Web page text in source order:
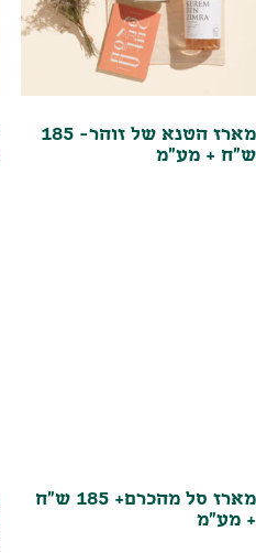
מארז הטנא של זוהר- 185
ש"ח + מע"מ
מארז סל מהכרם+ 185 ש"ח
+ מע"מ